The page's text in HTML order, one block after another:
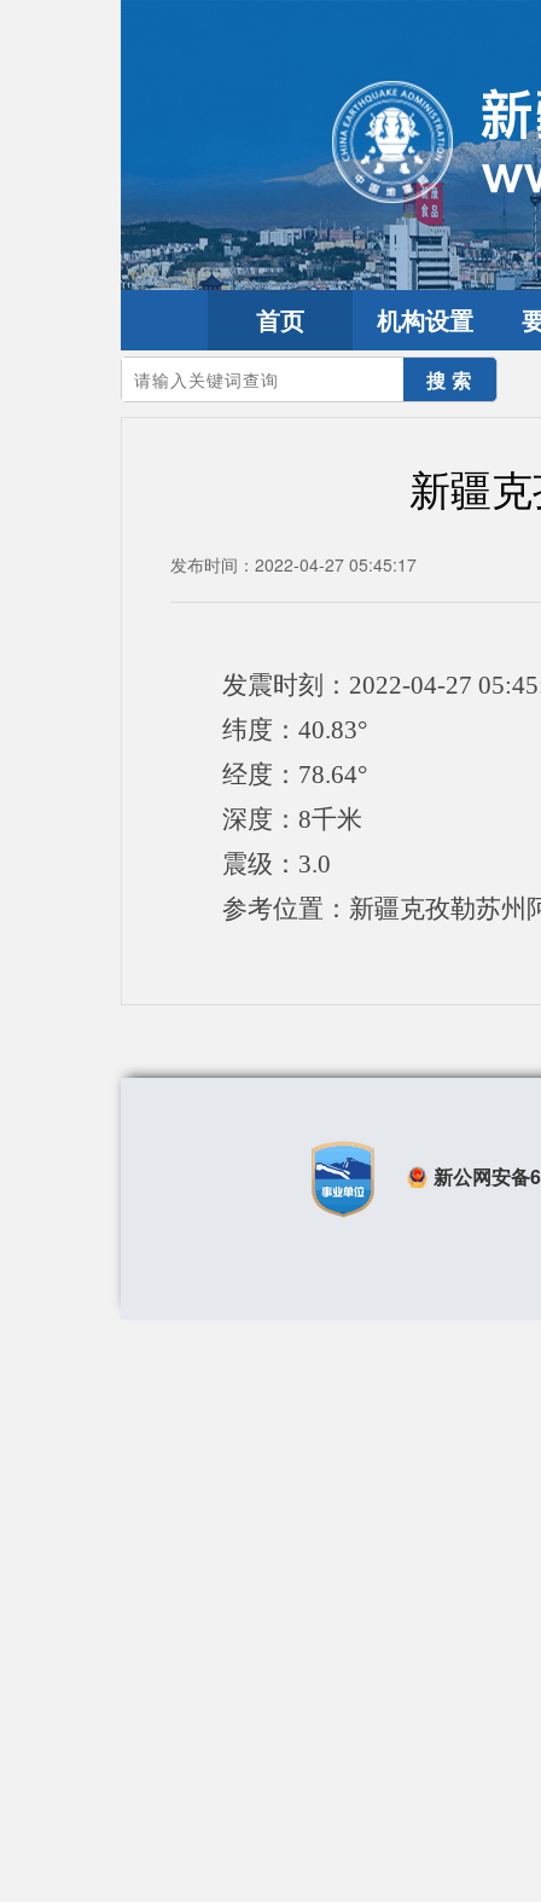
首页 机构设置
您的当前位置：首页>地震频道 新疆震讯
新疆
发布时间：2022-04-27 05:45:17
发震时刻：2022-04-27
纬度：40.83°
经度：78.64°
深度：8千米
震级：3.0
参考位置：新疆克孜勒苏州
新公网安备